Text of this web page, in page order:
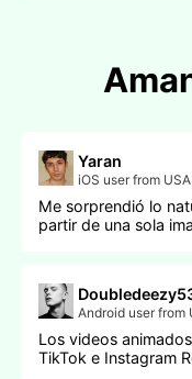
Yaran
iOS user from USA
Me sorprendió lo
partir de una sola
Android user from
Los videos
TikTok e Instagram